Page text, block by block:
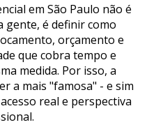
em São Paulo não é
gente, é definir como
orçamento e
que cobra tempo e
medida. Por isso, a
a mais "famosa" - e sim
real e perspectiva